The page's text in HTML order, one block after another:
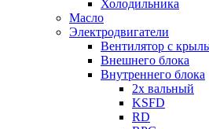
Холодильника
Масло
Электродвигатели
Вентилятор с
Внешнего блока
Внутреннего блока
2х вальный
KSFD
RD